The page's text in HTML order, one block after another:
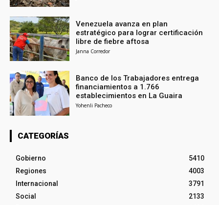
Venezuela avanza en plan
estratégico para lograr certificación
libre de fiebre aftosa
Janna Corredor
Banco de los Trabajadores entrega
financiamientos a 1.766
establecimientos en La Guaira
Yohenli Pacheco
CATEGORÍAS
Gobierno
5410
Regiones
4003
Internacional
3791
Social
2133